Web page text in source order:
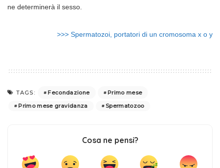
ne determinerà il sesso.
>>> Spermatozoi, portatori di un cromosoma x o y
TAGS: Fecondazione
Primo mese
Primo mese gravidanza
Spermatozoo
Cosa ne pensi?